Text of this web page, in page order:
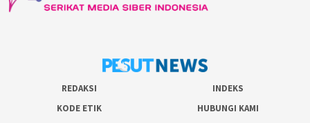
REDAKSI
INDEKS
KODE ETIK
HUBUNGI KAMI